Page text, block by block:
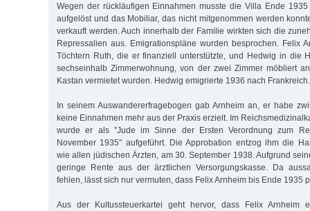
Wegen der rückläufigen Einnahmen musste die Villa Ende
aufgelöst und das Mobiliar, das nicht mitgenommen werden
verkauft werden. Auch innerhalb der Familie wirkten sich die
Repressalien aus. Emigrationspläne wurden besprochen. Felix
Töchtern Ruth, die er finanziell unterstützte, und Hedwig in die
sechseinhalb Zimmerwohnung, von der zwei Zimmer möbliert
Kastan vermietet wurden. Hedwig emigrierte 1936 nach Frankreich.
In seinem Auswandererfragebogen gab Arnheim an, er habe
keine Einnahmen mehr aus der Praxis erzielt. Im
wurde er als "Jude im Sinne der Ersten Verordnung zum
November 1935" auf­geführt. Die Approbation entzog ihm die
wie allen jüdischen Ärzten, am 30. September 1938. Aufgrund
geringe Rente aus der ärztlichen Versorgungskasse. Da
fehlen, lässt sich nur vermuten, dass Felix Arnheim bis Ende 1935
Aus der Kultussteuerkartei geht hervor, dass Felix Arnheim